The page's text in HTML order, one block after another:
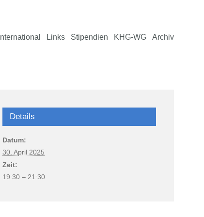
International Links Stipendien KHG-WG Archiv
Details
Datum:
30. April 2025
Zeit:
19:30 – 21:30